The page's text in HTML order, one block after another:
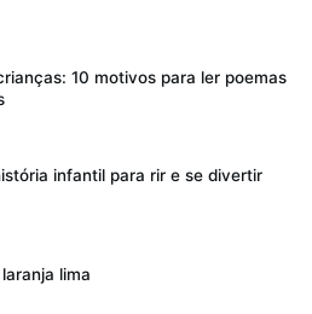
10 motivos para ler poemas
infantil para rir e se divertir
lima